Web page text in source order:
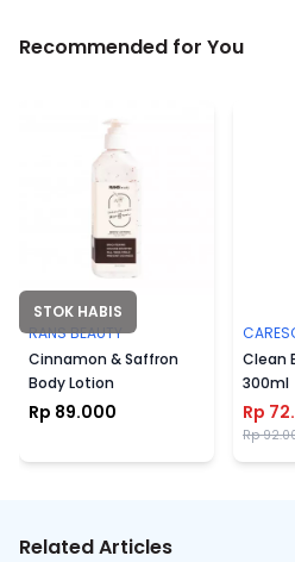
Recommended for You
STOK HABIS
RANS BEAUTY
Cinnamon & Saffron
Body Lotion
Rp 89.000
Clean
300ml
Rp
Rp
Related Articles